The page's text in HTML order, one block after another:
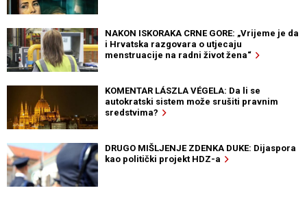
NAKON ISKORAKA CRNE GORE: „Vrijeme je da
i Hrvatska razgovara o utjecaju
menstruacije na radni život žena“
KOMENTAR LÁSZLA VÉGELA: Da li se
autokratski sistem može srušiti pravnim
sredstvima?
DRUGO MIŠLJENJE ZDENKA DUKE: Dijaspora
kao politički projekt HDZ-a